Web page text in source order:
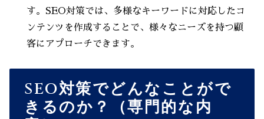
す。SEO対策では、多様なキーワードに対応したコ
ンテンツを作成することで、様々なニーズを持つ顧
客にアプローチできます。
SEO対策でどんなことがで
きるのか？（専門的な内